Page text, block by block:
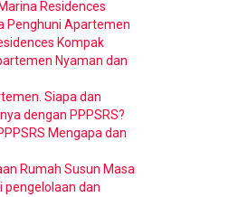
Residences
Penghuni Apartemen
Kompak
Nyaman dan
Siapa dan
dengan PPPSRS?
Mengapa dan
Rumah Susun Masa
pengelolaan dan